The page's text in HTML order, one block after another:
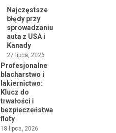
Najczęstsze
błędy przy
sprowadzaniu
auta z USA i
Kanady
27 lipca, 2026
Profesjonalne
blacharstwo i
lakiernictwo:
Klucz do
trwałości i
bezpieczeństwa
floty
18 lipca, 2026